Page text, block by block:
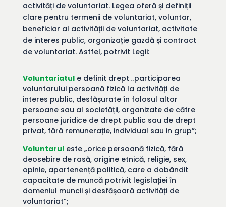
activități de voluntariat. Legea oferă și definiții
clare pentru termenii de voluntariat, voluntar,
beneficiar al activității de voluntariat, activitate
de interes public, organizație gazdă și contract
de voluntariat. Astfel, potrivit Legii:
Voluntariatule definit drept „participarea
voluntarului persoană fizică la activități de
interes public, desfășurate în folosul altor
persoane sau al societății, organizate de către
persoane juridice de drept public sau de drept
privat, fără remunerație, individual sau in grup”;
Voluntarul este „orice persoană fizică, fără
deosebire de rasă, origine etnică, religie, sex,
opinie, apartenență politică, care a dobândit
capacitate de muncă potrivit legislației în
domeniul muncii și desfășoară activități de
voluntariat”;